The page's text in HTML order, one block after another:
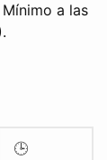
a las
🕒